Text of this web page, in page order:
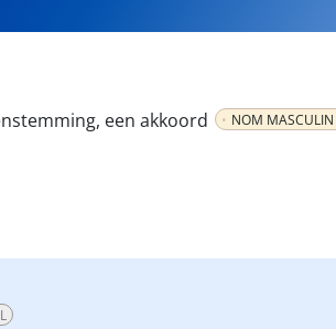
een akkoord NOM MASCULIN